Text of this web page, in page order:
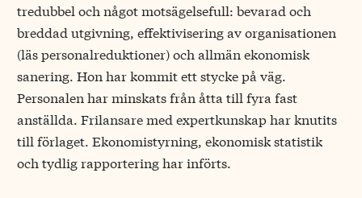
tredubbel och något motsägelsefull: bevarad och
breddad utgivning, effektivisering av organisationen
(läs personalreduktioner) och allmän ekonomisk
sanering. Hon har kommit ett stycke på väg.
Personalen har minskats från åtta till fyra fast
anställda. Frilansare med expertkunskap har knutits
till förlaget. Ekonomistyrning, ekonomisk statistik
och tydlig rapportering har införts.